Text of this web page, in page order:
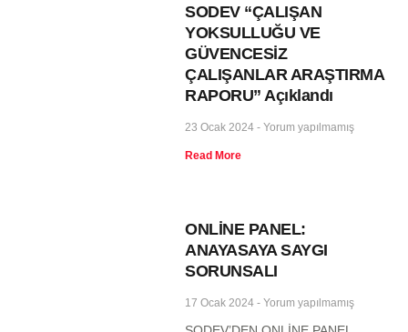
SODEV “ÇALIŞAN
YOKSULLUĞU VE
GÜVENCESİZ
ÇALIŞANLAR ARAŞTIRMA
RAPORU” Açıklandı
23 Ocak 2024 Yorum yapılmamış
Read More
ONLİNE PANEL:
ANAYASAYA SAYGI
SORUNSALI
17 Ocak 2024 Yorum yapılmamış